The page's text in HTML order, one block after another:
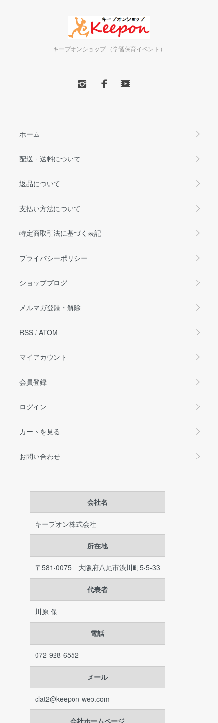
キープオンショップ （学習保育イベント）
ホーム
配送・送料について
返品について
支払い方法について
特定商取引法に基づく表記
プライバシーポリシー
ショップブログ
メルマガ登録・解除
RSS / ATOM
マイアカウント
会員登録
ログイン
カートを見る
お問い合わせ
会社名
キープオン株式会社
所在地
〒581-0075 大阪府八尾市渋川町5-5-33
代表者
川原 保
電話
072-928-6552
メール
clat2@keepon-web.com
会社ホームページ